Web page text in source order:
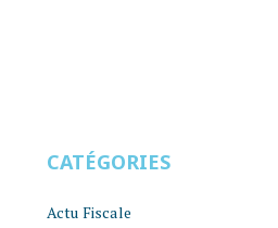
CATÉGORIES
Actu Fiscale